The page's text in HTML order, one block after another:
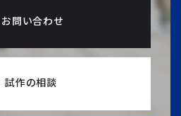
お問い合わせ
試作の相談